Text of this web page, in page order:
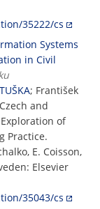
35222/cs
Systems
in Civil
; František
and
of
Practice.
E. Coisson,
Elsevier
35043/cs